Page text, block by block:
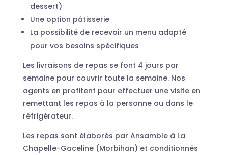
dessert)
Une option pâtisserie
La possibilité de recevoir un menu adapté
pour vos besoins spécifiques
Les livraisons de repas se font 4 jours par
semaine pour couvrir toute la semaine. Nos
agents en profitent pour effectuer une visite en
remettant les repas à la personne ou dans le
réfrigérateur.
Les repas sont élaborés par Ansamble à La
Chapelle-Gaceline (Morbihan) et conditionnés